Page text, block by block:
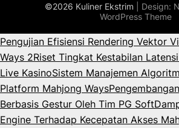
©2026 Kuliner Ekstrim | Design:
WordPress Theme
Pengujian Efisiensi Rendering Vektor
Ways 2Riset Tingkat Kestabilan
Live KasinoSistem Manajemen
Platform Mahjong Ways
Berbasis Gestur Oleh Tim PG Soft
Engine Terhadap Kecepatan Akses